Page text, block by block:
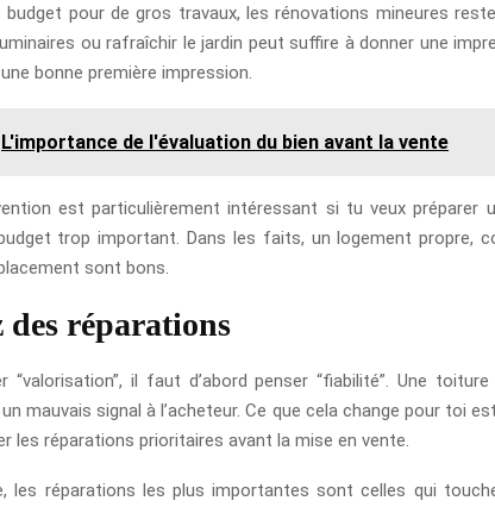
budget pour de gros travaux, les rénovations mineures
ou rafraîchir le jardin peut suffire à donner une
bonne première impression.
L'importance de l'évaluation du bien avant la vente
est particulièrement intéressant si tu veux
trop important. Dans les faits, un logement propre,
sont bons.
des réparations
“valorisation”, il faut d’abord penser “fiabilité”. Une
mauvais signal à l’acheteur. Ce que cela change pour toi
les réparations prioritaires avant la mise en vente.
les réparations les plus importantes sont celles qui